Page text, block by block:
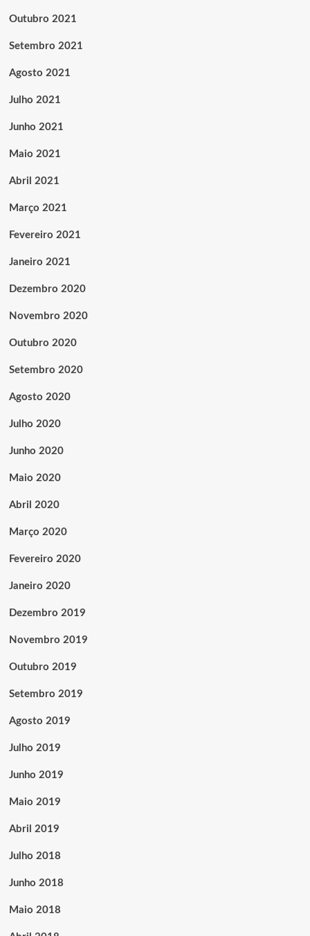
Outubro 2021
Setembro 2021
Agosto 2021
Julho 2021
Junho 2021
Maio 2021
Abril 2021
Março 2021
Fevereiro 2021
Janeiro 2021
Dezembro 2020
Novembro 2020
Outubro 2020
Setembro 2020
Agosto 2020
Julho 2020
Junho 2020
Maio 2020
Abril 2020
Março 2020
Fevereiro 2020
Janeiro 2020
Dezembro 2019
Novembro 2019
Outubro 2019
Setembro 2019
Agosto 2019
Julho 2019
Junho 2019
Maio 2019
Abril 2019
Julho 2018
Junho 2018
Maio 2018